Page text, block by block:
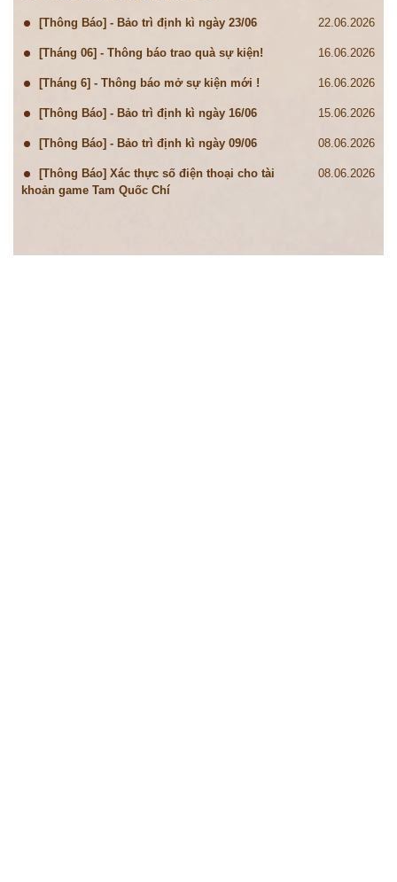
[Thông Báo] - Bảo trì định kì ngày 23/06 22.06.2026
[Tháng 06] - Thông báo trao quà sự kiện! 16.06.2026
[Tháng 6] - Thông báo mở sự kiện mới ! 16.06.2026
[Thông Báo] - Bảo trì định kì ngày 16/06 15.06.2026
[Thông Báo] - Bảo trì định kì ngày 09/06 08.06.2026
[Thông Báo] Xác thực số điện thoại cho tài
khoản game Tam Quốc Chí
08.06.2026